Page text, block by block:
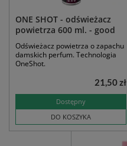
ONE SHOT - odświeżacz
powietrza 600 ml. - good
Odświeżacz powietrza o zapachu
damskich perfum. Technologia
OneShot.
Dostępny
DO KOSZYKA
21,50 zł